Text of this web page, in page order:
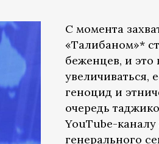
С момента
«Талибаном»*
беженцев, и это
увеличиваться,
геноцид и
очередь
YouTube-
генерального